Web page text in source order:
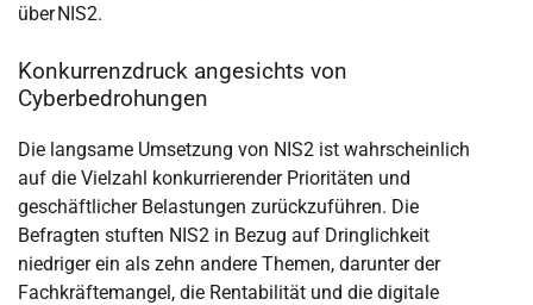
über NIS2.
Konkurrenzdruck angesichts von
Cyberbedrohungen
Die langsame Umsetzung von NIS2 ist wahrscheinlich
auf die Vielzahl konkurrierender Prioritäten und
geschäftlicher Belastungen zurückzuführen. Die
Befragten stuften NIS2 in Bezug auf Dringlichkeit
niedriger ein als zehn andere Themen, darunter der
Fachkräftemangel, die Rentabilität und die digitale